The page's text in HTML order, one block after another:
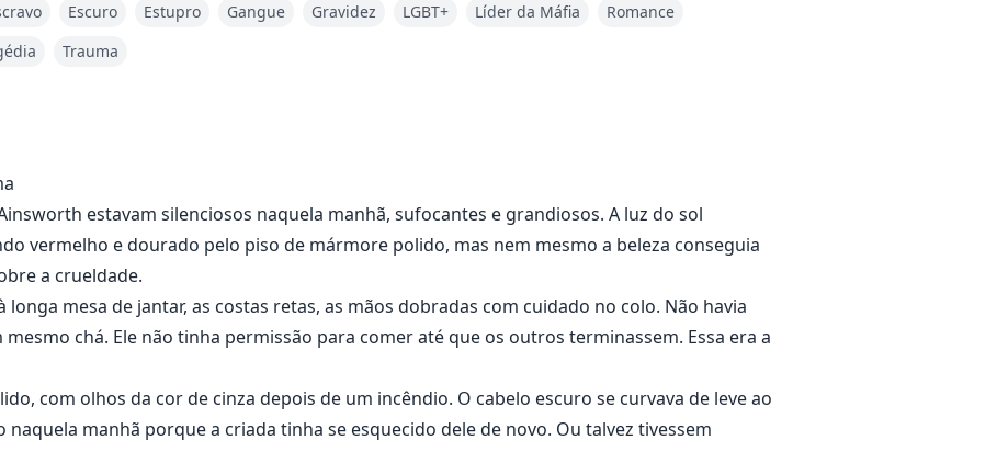
que Lucien pagasse o preço.
a Zayn Kingsley —
E um pai morrendo, sussurrando:
Ou você vai perder tudo.”
Escuro Estupro Gangue Gravidez LGBT+ Líder da Máfia
Romance
Trauma
estavam silenciosos naquela manhã, sufocantes e grandiosos. A luz do sol
vermelho e dourado pelo piso de mármore polido, mas nem mesmo a beleza conseguia
a crueldade.
longa mesa de jantar, as costas retas, as mãos dobradas com cuidado no colo. Não havia
chá. Ele não tinha permissão para comer até que os outros terminassem. Essa era a
com olhos da cor de cinza depois de um incêndio. O cabelo escuro se curvava de leve ao
manhã porque a criada tinha se esquecido dele de novo. Ou talvez tivessem